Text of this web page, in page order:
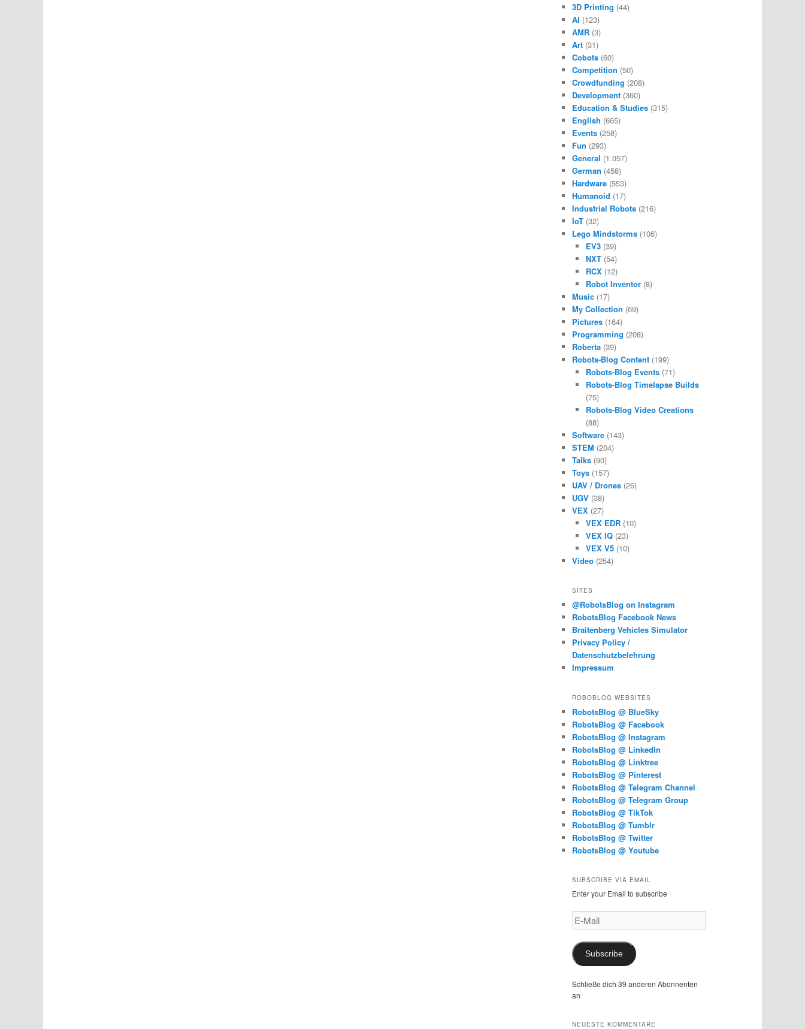
3D Printing (44)
AI (123)
AMR (3)
Art (31)
Cobots (60)
Competition (50)
Crowdfunding (208)
Development (360)
Education & Studies (315)
English (665)
Events (258)
Fun (293)
General (1.057)
German (458)
Hardware (553)
Humanoid (17)
Industrial Robots (216)
IoT (32)
Lego Mindstorms (106)
EV3(39)
NXT(54)
RCX(12)
Robot Inventor(8)
Music (17)
My Collection (69)
Pictures (164)
Programming (208)
Roberta (39)
Robots-Blog Content (199)
Robots-Blog Events(71)
Robots-Blog Timelapse Builds
(75)
Robots-Blog Video Creations
(88)
Software (143)
STEM (204)
Talks (90)
Toys (157)
UAV / Drones (26)
UGV (38)
VEX (27)
VEX EDR(10)
VEX IQ(23)
VEX V5(10)
Video (254)
SITES
@RobotsBlog on Instagram
RobotsBlog Facebook News
Braitenberg Vehicles Simulator
Privacy Policy /
Datenschutzbelehrung
Impressum
ROBOBLOG WEBSITES
RobotsBlog @ BlueSky
RobotsBlog @ Facebook
RobotsBlog @ Instagram
RobotsBlog @ LinkedIn
RobotsBlog @ Linktree
RobotsBlog @ Pinterest
RobotsBlog @ Telegram Channel
RobotsBlog @ Telegram Group
RobotsBlog @ TikTok
RobotsBlog @ Tumblr
RobotsBlog @ Twitter
RobotsBlog @ Youtube
SUBSCRIBE VIA EMAIL
Enter your Email to subscribe
E-
Mail
Subscribe
Schließe dich 39 anderen Abonnenten
an
NEUESTE KOMMENTARE